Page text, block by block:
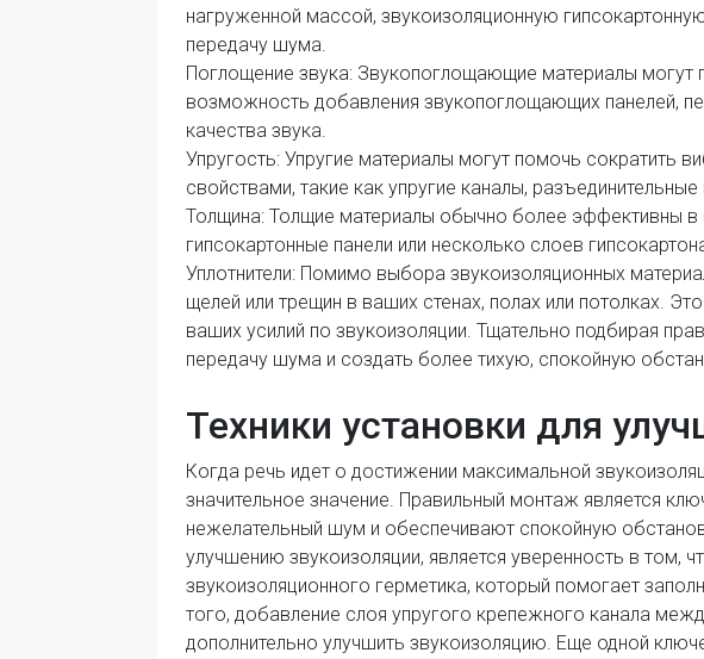
нагруженной массой, звукоизоляционную
передачу шума.
Поглощение звука: Звукопоглощающие материалы
возможность добавления звукопоглощающих панелей,
качества звука.
Упругость: Упругие материалы могут помочь сократить
свойствами, такие как упругие каналы,
Толщина: Толщие материалы обычно более эффективны
гипсокартонные панели или несколько слоев
Уплотнители: Помимо выбора звукоизоляционных
щелей или трещин в ваших стенах, полах или потолках.
ваших усилий по звукоизоляции. Тщательно подбирая
передачу шума и создать более тихую, спокойную
Техники установки для
Когда речь идет о достижении максимальной
значительное значение. Правильный монтаж является
нежелательный шум и обеспечивают спокойную
улучшению звукоизоляции, является уверенность в
звукоизоляционного герметика, который помогает
того, добавление слоя упругого крепежного канала
дополнительно улучшить звукоизоляцию. Еще одной